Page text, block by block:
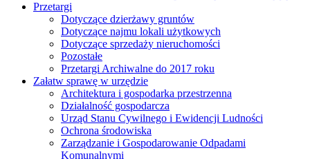
Przetargi
Dotyczące dzierżawy gruntów
Dotyczące najmu lokali użytkowych
Dotyczące sprzedaży nieruchomości
Pozostałe
Przetargi Archiwalne do 2017 roku
Załatw sprawę w urzędzie
Architektura i gospodarka przestrzenna
Działalność gospodarcza
Urząd Stanu Cywilnego i Ewidencji Ludności
Ochrona środowiska
Zarządzanie i Gospodarowanie Odpadami
Komunalnymi